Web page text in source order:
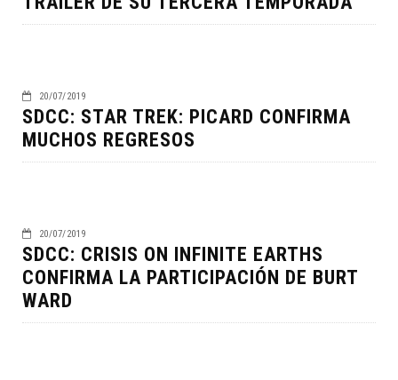
20/07/2019
SDCC: STAR TREK: PICARD CONFIRMA
MUCHOS REGRESOS
20/07/2019
SDCC: CRISIS ON INFINITE EARTHS
CONFIRMA LA PARTICIPACIÓN DE BURT
WARD